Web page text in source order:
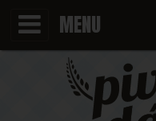
MENU